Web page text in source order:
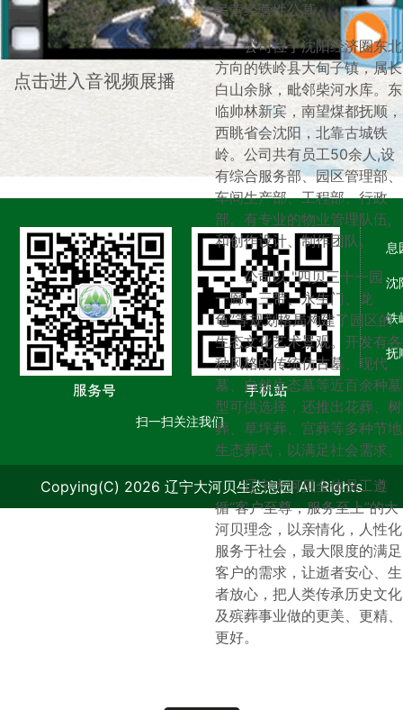
点击进入音视频展播
民营经营性公墓。
公司位于沈阳经济圈东北
方向的铁岭县大甸子镇，属长
白山余脉，毗邻柴河水库。东
临帅林新宾，南望煤都抚顺，
西眺省会沈阳，北靠古城铁
岭。公司共有员工50余人,设
有综合服务部、园区管理部、
车间生产部、工程部、行政
部。有专业的物业管理队伍,
和创作设计、制作团队。
公司以 "四贝三十一园、
一廊、三带、永生门、龙
龟”等规划格局构建了园区的
生态文化艺术景观。开发有各
种风格的传统仿古墓、现代
墓、自然生态墓等近百余种墓
型可供选择，还推出花葬、树
葬、草坪葬、宫葬等多种节地
生态葬式，以满足社会需求。
辽宁大河贝全体员工遵
循“客户至尊，服务至上”的大
河贝理念，以亲情化，人性化
服务于社会，最大限度的满足
客户的需求，让逝者安心、生
者放心，把人类传承历史文化
及殡葬事业做的更美、更精、
更好。
扫一扫关注我们
息
沈
铁
抚
Copying(C) 2026 辽宁大河贝生态息园 All Rights
辽ICP备09006986号-1